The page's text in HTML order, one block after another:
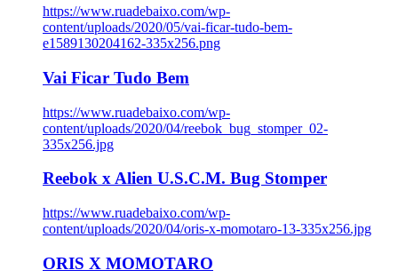
https://www.ruadebaixo.com/wp-
content/uploads/2020/05/vai-ficar-tudo-bem-
e1589130204162-335x256.png
Vai Ficar Tudo Bem
https://www.ruadebaixo.com/wp-
content/uploads/2020/04/reebok_bug_stomper_02-
335x256.jpg
Reebok x Alien U.S.C.M. Bug Stomper
https://www.ruadebaixo.com/wp-
content/uploads/2020/04/oris-x-momotaro-13-335x256.jpg
ORIS X MOMOTARO